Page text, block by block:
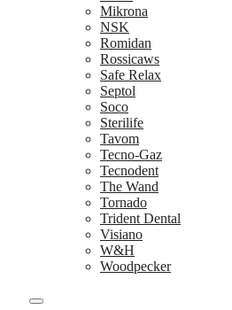
Mikrona
NSK
Romidan
Rossicaws
Safe Relax
Septol
Soco
Sterilife
Tavom
Tecno-Gaz
Tecnodent
The Wand
Tornado
Trident Dental
Visiano
W&H
Woodpecker